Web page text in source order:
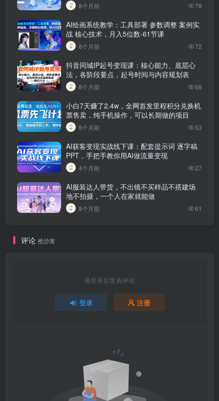
8个月前 78
AI绘画系统教学：工具部署 参数调整 案例实
战 核心技术，月入5位数-61节课
8个月前 72
抖音同城IP起号变现课：核心能力、底层心
法，各阶段要点，起号时间与内容规划表
8个月前 68
小白7天赚了2.4w，全网首发里程积分兑换机
票售卖，纯手机操作，可以长期做的项目
8个月前 53
AI获客变现实战线下课：配套提示词 逐字稿
PPT，手把手教你用AI做流量变现
4个月前 27
AI服装达人带货，不出镜不买样品不搭建场
地不拍摄，一个人在家就能做
8个月前 61
评论 抢沙发
请登录后发表评论
登录 注册